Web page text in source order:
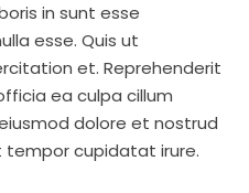
in sunt esse
esse. Quis ut
et. Reprehenderit
ea culpa cillum
dolore et nostrud
tempor cupidatat irure.